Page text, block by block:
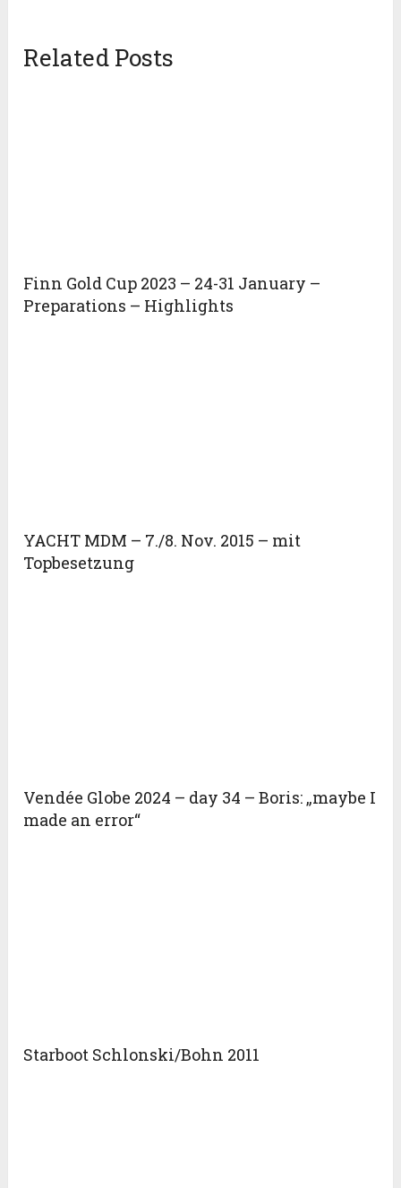
Related Posts
Finn Gold Cup 2023 – 24-31 January –
Preparations – Highlights
YACHT MDM – 7./8. Nov. 2015 – mit
Topbesetzung
Vendée Globe 2024 – day 34 – Boris: „maybe I
made an error“
Starboot Schlonski/Bohn 2011